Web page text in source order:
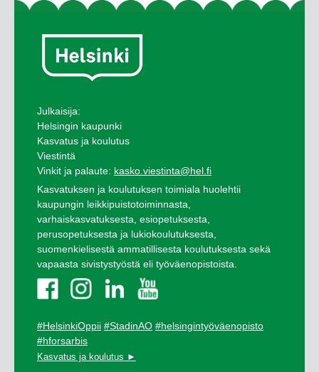
Julkaisija:
Helsingin kaupunki
Kasvatus ja koulutus
Viestintä
Vinkit ja palaute: kasko.viestinta@hel.fi
Kasvatuksen ja koulutuksen toimiala huolehtii
kaupungin leikkipuistotoiminnasta,
varhaiskasvatuksesta, esiopetuksesta,
perusopetuksesta ja lukiokoulutuksesta,
suomenkielisestä ammatillisesta koulutuksesta sekä
vapaasta sivistystyöstä eli työväenopistoista.
#HelsinkiOppii #StadinAO #helsingintyöväenopisto
#hforsarbis
Kasvatus ja koulutus ►